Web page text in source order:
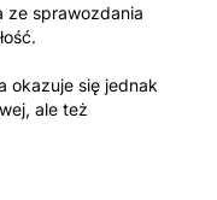
ze sprawozdania
okazuje się jednak
ale też